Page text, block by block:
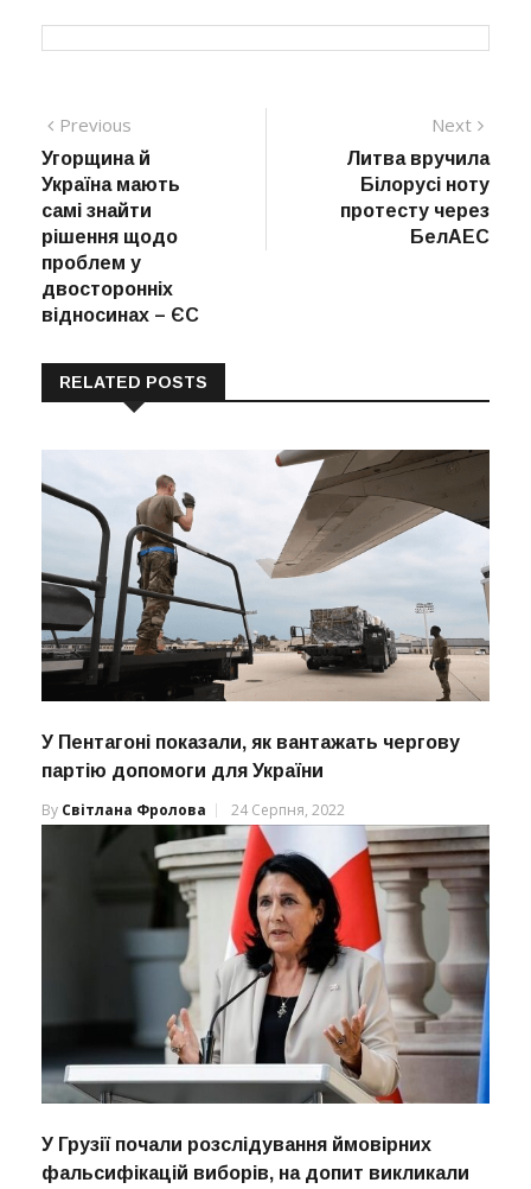
Навігація
записів
Previous
post:
Угорщина й
Україна мають
самі знайти
рішення щодо
проблем у
двосторонніх
відносинах – ЄС
Next
post:
Литва вручила
Білорусі ноту
протесту через
БелАЕС
RELATED POSTS
У Пентагоні показали, як вантажать чергову
партію допомоги для України
By Світлана Фролова 24 Серпня, 2022
У Грузії почали розслідування ймовірних
фальсифікацій виборів, на допит викликали